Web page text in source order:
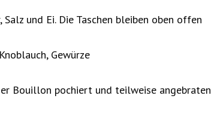
und Ei. Die Taschen bleiben oben offen
Gewürze
Bouillon pochiert und teilweise angebraten